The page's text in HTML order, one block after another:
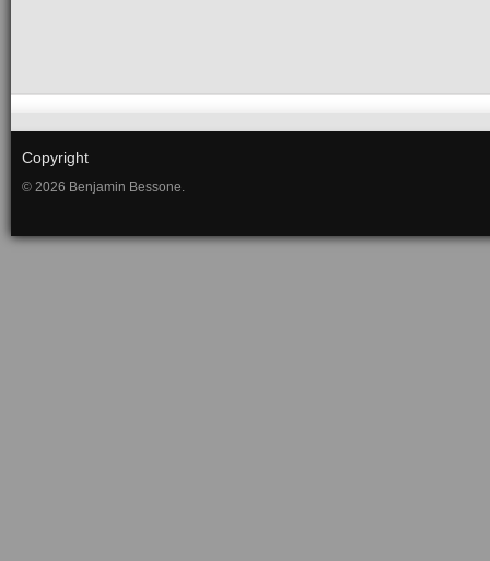
Copyright
© 2026 Benjamin Bessone.